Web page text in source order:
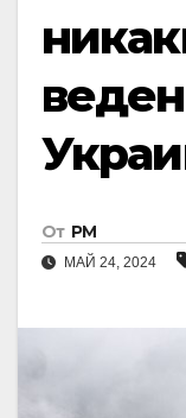
От РМ
МАЙ 24, 2024